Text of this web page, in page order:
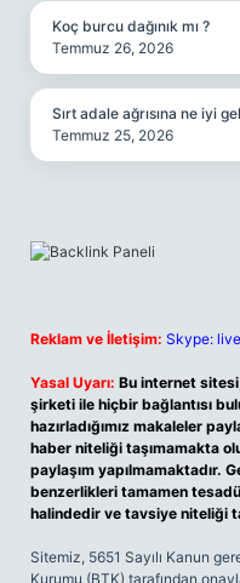
Koç burcu dağınık mı ?
Temmuz 26, 2026
Sırt adale ağrısına ne iyi
Temmuz 25, 2026
Reklam ve İletişim: Skype:
Yasal Uyarı: Bu internet
şirketi ile hiçbir bağlantısı
hazırladığımız makaleler
haber niteliği taşımamakta
paylaşım yapılmamaktadır.
benzerlikleri tamamen
halindedir ve tavsiye niteliği
Sitemiz, 5651 Sayılı Kanun
Kurumu (BTK) tarafından